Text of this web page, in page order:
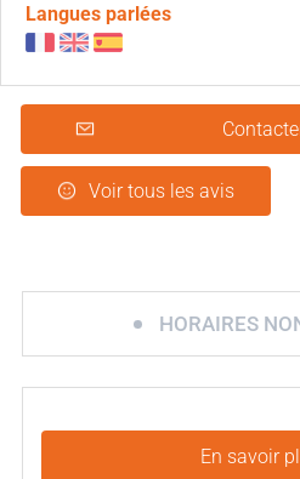
Langues parlées
Voir tous les avis
HORAIRES
En savoir